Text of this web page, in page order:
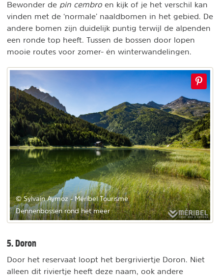
Bewonder de pin cembro en kijk of je het verschil kan
vinden met de ‘normale’ naaldbomen in het gebied. De
andere bomen zijn duidelijk puntig terwijl de alpenden
een ronde top heeft. Tussen de bossen door lopen
mooie routes voor zomer- én winterwandelingen.
© Sylvain Aymoz - Méribel Tourisme
Dennenbossen rond het meer
5. Doron
Door het reservaat loopt het bergriviertje Doron. Niet
alleen dit riviertje heeft deze naam, ook andere